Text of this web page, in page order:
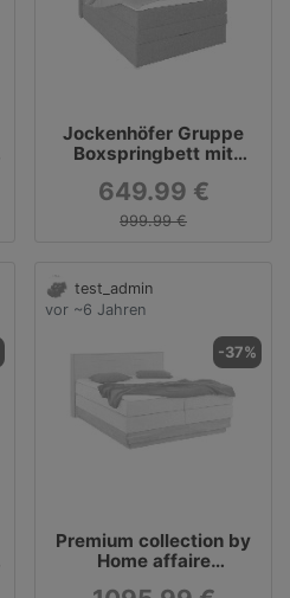
Jockenhöfer Gruppe
Boxspringbett mit
649.99 €
999.99 €
test_admin
vor ~6 Jahren
-37%
Premium collection by
Home affaire